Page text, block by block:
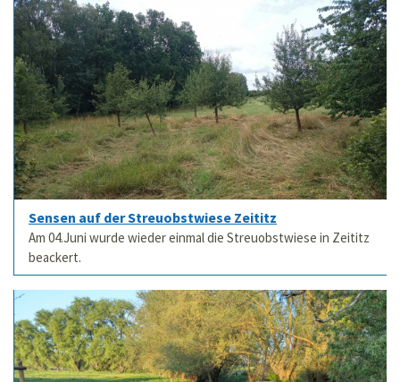
Sensen auf der Streuobstwiese Zeititz
Am 04.Juni wurde wieder einmal die Streuobstwiese in Zeititz
beackert.